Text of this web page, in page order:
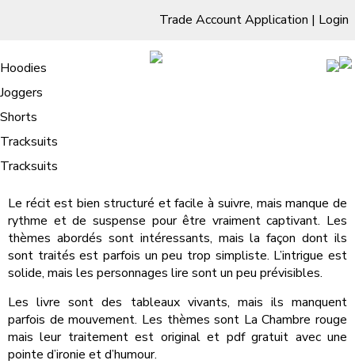
Trade Account Application | Login
Living Room
Sofas & Chairs
Cornar Sofas
Sofas
TV Units & Stands
Bedroom
Chest of Drawers
3 Drawer Chest
4 Drawer Chest
5 Drawer Chest
6 Drawer Chest
Dressing Tables Stools
Dressing Tables
Dressing Stools
Wholesale Mattresses
Mirrors
Free Standing Mirrors
Dining Room
Clothing
Hoodies
Joggers
Shorts
Tracksuits
Tracksuits
La Chambre rouge | eBook (PDF)
Home/La Chambre rouge | eBook (PDF)
La Chambre rouge : Edogawa Ranpo
Le récit est bien structuré et facile à suivre, mais manque de
rythme et de suspense pour être vraiment captivant. Les
thèmes abordés sont intéressants, mais la façon dont ils
sont traités est parfois un peu trop simpliste. L’intrigue est
solide, mais les personnages lire sont un peu prévisibles.
Les livre sont des tableaux vivants, mais ils manquent
parfois de mouvement. Les thèmes sont La Chambre rouge
mais leur traitement est original et pdf gratuit avec une
pointe d’ironie et d’humour.